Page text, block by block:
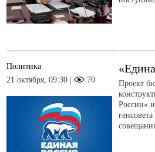
Политика
21 октября, 09:30 |
70
Проект
России» и